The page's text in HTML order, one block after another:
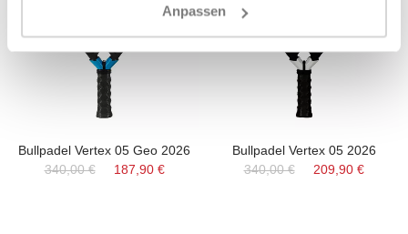
Anpassen
Bullpadel Vertex 05 Geo 2026
340,00 €
187,90 €
Bullpadel Vertex 05 2026
340,00 €
209,90 €